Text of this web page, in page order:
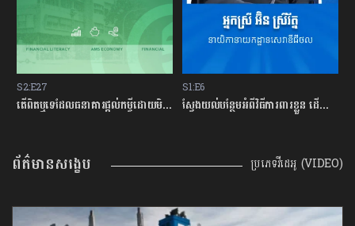
S2:E27
តើពិតឬទេដែលធនាគារផ្ដល់កម្ចីដោយមិនសិក្សាលើលទ្ធភាពសងត្រឡប់?
S1:E6
ស្វែងយល់បន្ថែមអំពីវិធីការពារខ្លួន ដើម្បីជៀសវាងពីការឆបោកតាមបច្ចេកវិទ្យាហិរញ្ញវត្ថុ!
ព័ត៌មានសង្ខេប ប្រភេទវីដេអូ (VIDEO)